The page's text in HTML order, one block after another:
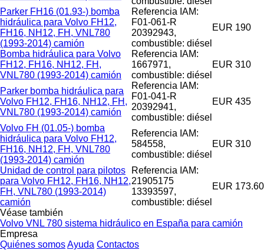
Parker FH16 (01.93-) bomba
hidráulica para Volvo FH12,
FH16, NH12, FH, VNL780
(1993-2014) camión
Referencia IAM:
F01-061-R
20392943,
combustible: diésel
EUR 190
Bomba hidráulica para Volvo
FH12, FH16, NH12, FH,
VNL780 (1993-2014) camión
Referencia IAM:
1667971,
combustible: diésel
EUR 310
Parker bomba hidráulica para
Volvo FH12, FH16, NH12, FH,
VNL780 (1993-2014) camión
Referencia IAM:
F01-041-R
20392941,
combustible: diésel
EUR 435
Volvo FH (01.05-) bomba
hidráulica para Volvo FH12,
FH16, NH12, FH, VNL780
(1993-2014) camión
Referencia IAM:
584558,
combustible: diésel
EUR 310
Unidad de control para pilotos
para Volvo FH12, FH16, NH12,
FH, VNL780 (1993-2014)
camión
Referencia IAM:
21905175
13393597,
combustible: diésel
EUR 173.60
Véase también
Volvo VNL 780 sistema hidráulico en España para camión
Empresa
Quiénes somosAyuda Contactos